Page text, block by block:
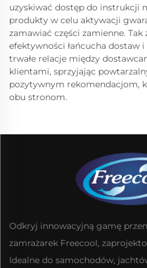
uzyskiwać dostęp do instrukcji
produkty w celu aktywacji
zamawiać części zamienne.
efektywności łańcucha dostaw
trwałe relacje między
klientami, sprzyjając
pozytywnym rekomendacjom,
obu stronom.
Odkryj innowacyjną gamę
zamrażarek Freecool,
Idealne do samochodów,